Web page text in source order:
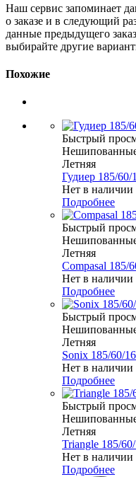
Наш сервис запоминает
о заказе и в следующий
данные предыдущего
выбирайте другие
Похожие
Быстрый
Летняя
Гудиер 185/
Нет в наличии
Подробнее
Быстрый
Летняя
Compasal 185/
Нет в наличии
Подробнее
Быстрый
Летняя
Sonix 185/60/
Нет в наличии
Подробнее
Быстрый
Летняя
Triangle 185/
Нет в наличии
Подробнее